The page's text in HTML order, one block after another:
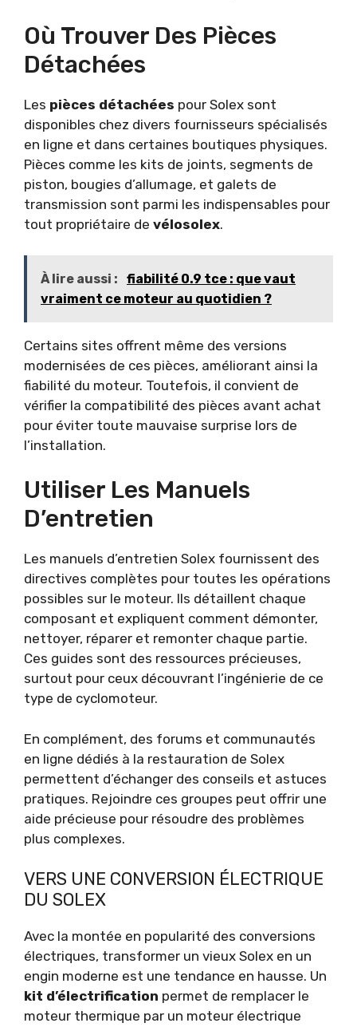
Où Trouver Des Pièces
Détachées
Les pièces détachées pour Solex sont
disponibles chez divers fournisseurs spécialisés
en ligne et dans certaines boutiques physiques.
Pièces comme les kits de joints, segments de
piston, bougies d’allumage, et galets de
transmission sont parmi les indispensables pour
tout propriétaire de vélosolex.
À lire aussi :
fiabilité 0.9 tce : que vaut
vraiment ce moteur au quotidien ?
Certains sites offrent même des versions
modernisées de ces pièces, améliorant ainsi la
fiabilité du moteur. Toutefois, il convient de
vérifier la compatibilité des pièces avant achat
pour éviter toute mauvaise surprise lors de
l’installation.
Utiliser Les Manuels
D’entretien
Les manuels d’entretien Solex fournissent des
directives complètes pour toutes les opérations
possibles sur le moteur. Ils détaillent chaque
composant et expliquent comment démonter,
nettoyer, réparer et remonter chaque partie.
Ces guides sont des ressources précieuses,
surtout pour ceux découvrant l’ingénierie de ce
type de cyclomoteur.
En complément, des forums et communautés
en ligne dédiés à la restauration de Solex
permettent d’échanger des conseils et astuces
pratiques. Rejoindre ces groupes peut offrir une
aide précieuse pour résoudre des problèmes
plus complexes.
VERS UNE CONVERSION ÉLECTRIQUE
DU SOLEX
Avec la montée en popularité des conversions
électriques, transformer un vieux Solex en un
engin moderne est une tendance en hausse. Un
kit d’électrification permet de remplacer le
moteur thermique par un moteur électrique